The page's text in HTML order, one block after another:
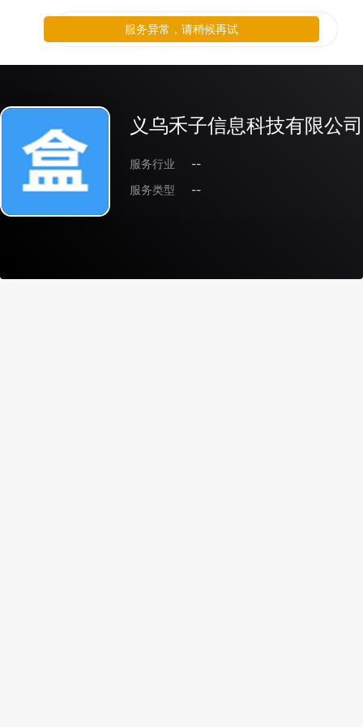
义乌禾子信息科技有限公司
服务行业
--
服务类型
--
服务异常，请稍候再试